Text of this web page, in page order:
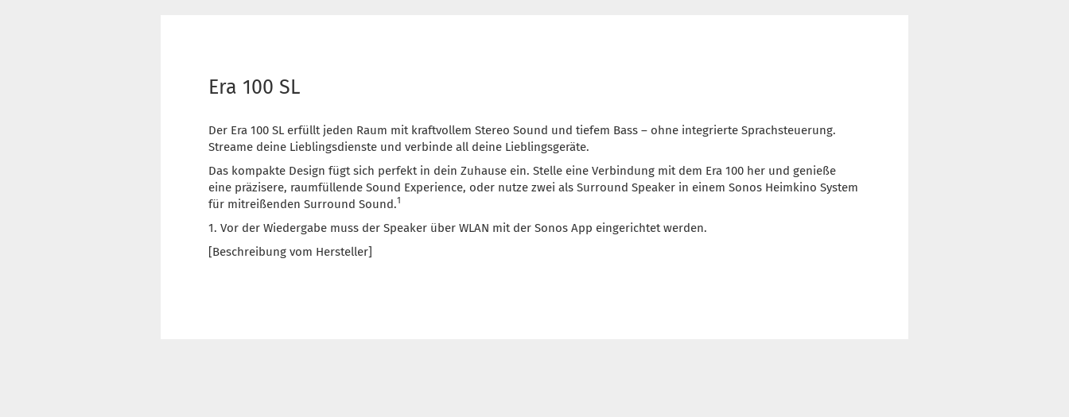
Era 100 SL
Der Era 100 SL erfüllt jeden Raum mit kraftvollem Stereo Sound und tiefem Bass – ohne integrierte Sprachsteuerung.
Streame deine Lieblingsdienste und verbinde all deine Lieblingsgeräte.
Das kompakte Design fügt sich perfekt in dein Zuhause ein. Stelle eine Verbindung mit dem Era 100 her und genieße
eine präzisere, raumfüllende Sound Experience, oder nutze zwei als Surround Speaker in einem Sonos Heimkino System
für mitreißenden Surround Sound.1
1. Vor der Wiedergabe muss der Speaker über WLAN mit der Sonos App eingerichtet werden.
[Beschreibung vom Hersteller]